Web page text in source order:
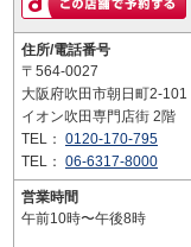
住所/電話番号
〒564-0027
大阪府吹田市朝日町2-101
イオン吹田専門店街 2階
TEL： 0120-170-795
TEL： 06-6317-8000
営業時間
午前10時〜午後8時